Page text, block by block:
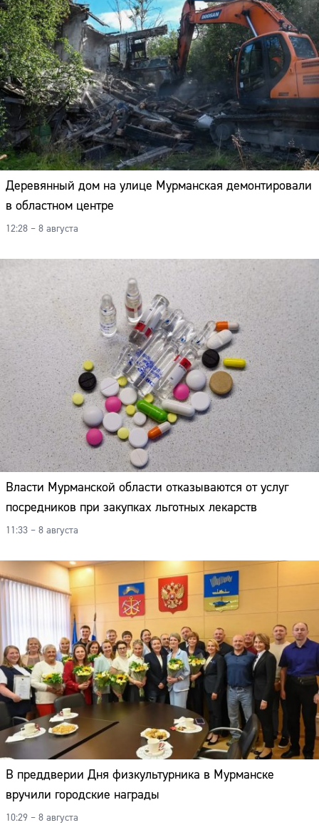
Деревянный дом на улице Мурманская демонтировали
в областном центре
12:28 – 8 августа
Власти Мурманской области отказываются от услуг
посредников при закупках льготных лекарств
11:33 – 8 августа
В преддверии Дня физкультурника в Мурманске
вручили городские награды
10:29 – 8 августа